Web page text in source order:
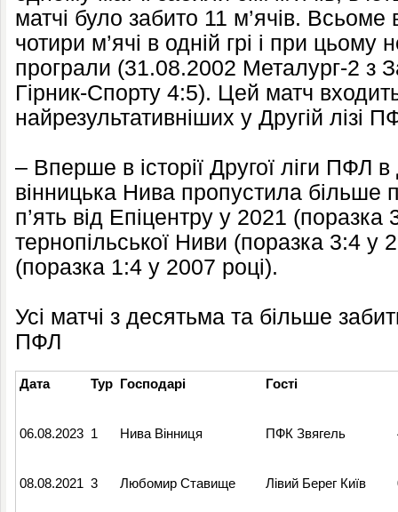
матчі було забито 11 м’ячів. Всьоме
чотири м’ячі в одній грі і при
програли (31.08.2002 Металург-2 з
Гірник-Спорту 4:5). Цей матч
найрезультативніших у Другій лізі
– Вперше в історії Другої ліги ПФЛ
вінницька Нива пропустила більше
п’ять від Епіцентру у 2021 (поразка
тернопільської Ниви (поразка 3:4 у
(поразка 1:4 у 2007 році).
Усі матчі з десятьма та більше
ПФЛ
Дата Тур Господарі Гості
06.08.2023 1 Нива Вінниця ПФК Звягель
08.08.2021 3 Любомир Ставище Лівий Берег Київ